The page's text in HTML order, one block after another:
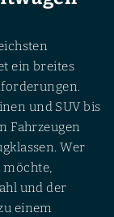
ein breites
und SUV bis
Fahrzeugen
Wer
möchte,
und der
einem